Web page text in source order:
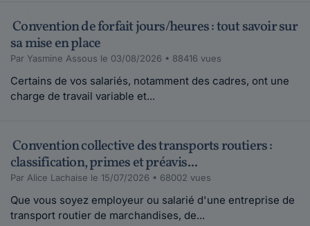
Convention de forfait jours/heures : tout savoir sur
sa mise en place
Par Yasmine Assous le 03/08/2026 • 88416 vues
Certains de vos salariés, notamment des cadres, ont une
charge de travail variable et...
Convention collective des transports routiers :
classification, primes et préavis...
Par Alice Lachaise le 15/07/2026 • 68002 vues
Que vous soyez employeur ou salarié d'une entreprise de
transport routier de marchandises, de...